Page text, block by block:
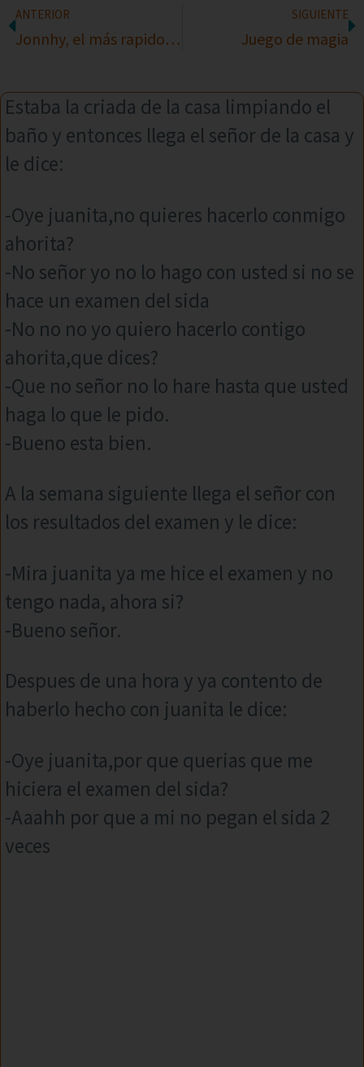
ANTERIOR
Jonnhy, el más rapido del oeste
SIGUIENTE
Juego de magia
Estaba la criada de la casa limpiando el
baño y entonces llega el señor de la casa y
le dice:
-Oye juanita,no quieres hacerlo conmigo
ahorita?
-No señor yo no lo hago con usted si no se
hace un examen del sida
-No no no yo quiero hacerlo contigo
ahorita,que dices?
-Que no señor no lo hare hasta que usted
haga lo que le pido.
-Bueno esta bien.
A la semana siguiente llega el señor con
los resultados del examen y le dice:
-Mira juanita ya me hice el examen y no
tengo nada, ahora si?
-Bueno señor.
Despues de una hora y ya contento de
haberlo hecho con juanita le dice:
-Oye juanita,por que querias que me
hiciera el examen del sida?
-Aaahh por que a mi no pegan el sida 2
veces